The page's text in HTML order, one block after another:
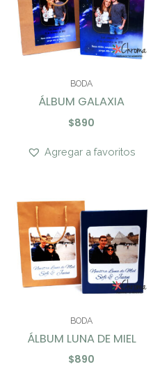
BODA
ÁLBUM GALAXIA
$890
Agregar a favoritos
BODA
ÁLBUM LUNA DE MIEL
$890